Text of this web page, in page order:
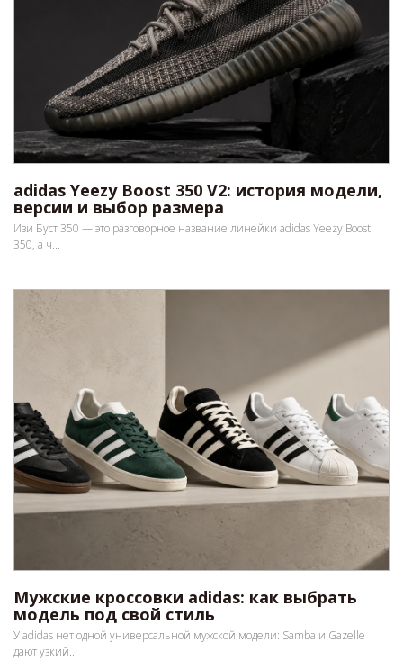
adidas Yeezy Boost 350 V2: история модели,
версии и выбор размера
Изи Буст 350 — это разговорное название линейки adidas Yeezy Boost
350, а ч...
Мужские кроссовки adidas: как выбрать
модель под свой стиль
У adidas нет одной универсальной мужской модели: Samba и Gazelle
дают узкий...